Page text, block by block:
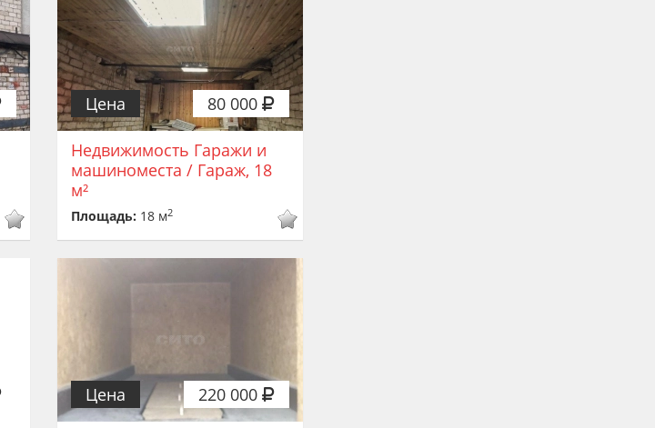
80 000
Цена
Недвижимость Гаражи и
машиноместа / Гараж, 18
м²
Площадь: 18 м2
220 000
Цена